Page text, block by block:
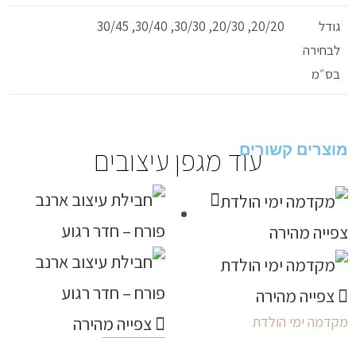
גודל
לבחירה
בס״מ
20/20, 20/30, 30/30, 30/40, 30/45
עוד מגפן עיצוביםמוצרים קשורים
צפייה מהירה
צפייה מהירה
מקדמה ימי הולדת
צפייה מהירה